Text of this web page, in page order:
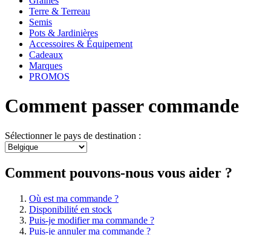
Terre & Terreau
Semis
Pots & Jardinières
Accessoires & Équipement
Cadeaux
Marques
PROMOS
Comment passer commande
Sélectionner le pays de destination :
Comment pouvons-nous vous aider ?
Où est ma commande ?
Disponibilité en stock
Puis-je modifier ma commande ?
Puis-je annuler ma commande ?